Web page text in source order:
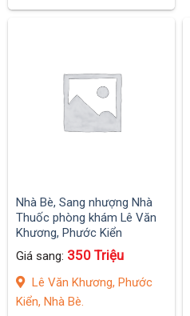
Nhà Bè, Sang nhượng Nhà
Thuốc phòng khám Lê Văn
Khương, Phước Kiển
Giá sang: 350 Triệu
Lê Văn Khương, Phước
Kiển, Nhà Bè.